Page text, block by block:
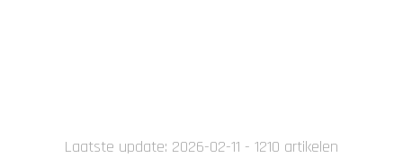
Laatste update: 2026-02-11 - 1210 artikelen